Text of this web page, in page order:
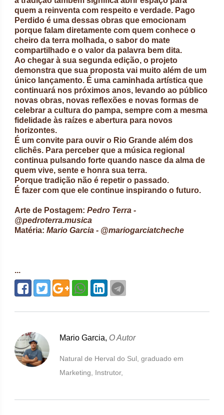
quem a reinventa com respeito e verdade. Pago
Perdido é uma dessas obras que emocionam
porque falam diretamente com quem conhece o
cheiro da terra molhada, o sabor do mate
compartilhado e o valor da palavra bem dita.
Ao chegar à sua segunda edição, o projeto
demonstra que sua proposta vai muito além de um
único lançamento. É uma caminhada artística que
continuará nos próximos anos, levando ao público
novas obras, novas reflexões e novas formas de
celebrar a cultura do pampa, sempre com a mesma
fidelidade às raízes e abertura para novos
horizontes.
É um convite para ouvir o Rio Grande além dos
clichês. Para perceber que a música regional
continua pulsando forte quando nasce da alma de
quem vive, sente e honra sua terra.
Porque tradição não é repetir o passado.
É fazer com que ele continue inspirando o futuro.
Arte de Postagem: Pedro Terra -
@pedroterra.musica
Matéria: Mario Garcia - @mariogarciatcheche
...
Mario Garcia, O Autor
Natural de Herval do Sul, graduado em
Marketing, Instrutor,